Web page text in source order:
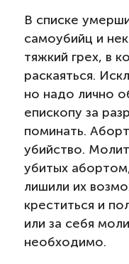
В списке
самоубийц и
тяжкий грех, в
раскаяться.
но надо лично
епископу за
поминать.
убийство.
убитых
лишили их
креститься и
или за себя
необходимо.